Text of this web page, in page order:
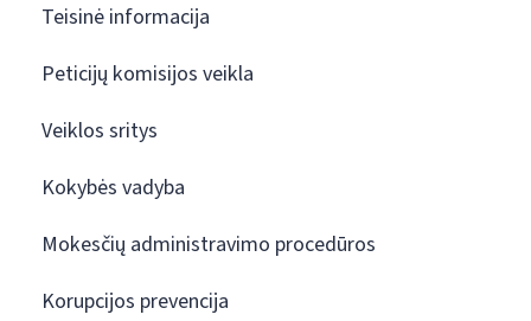
Teisinė informacija
Peticijų komisijos veikla
Veiklos sritys
Kokybės vadyba
Mokesčių administravimo procedūros
Korupcijos prevencija